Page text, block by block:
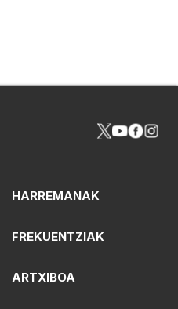
HARREMANAK
FREKUENTZIAK
ARTXIBOA